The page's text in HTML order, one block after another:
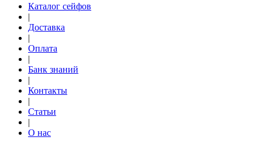
Каталог сейфов
|
Доставка
|
Оплата
|
Банк знаний
|
Контакты
|
Статьи
|
О нас